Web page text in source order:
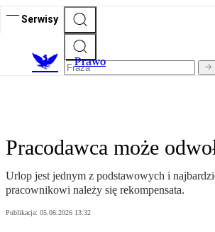
Serwisy
Prawo
Pracodawca może
Urlop jest jednym z podstawowych i
pracownikowi należy się rekompensata.
Publikacja: 05.06.2026 13:32